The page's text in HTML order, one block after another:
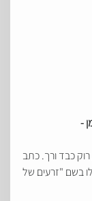
-
רוק כבד ורך. כתב
בשם "זרעים של